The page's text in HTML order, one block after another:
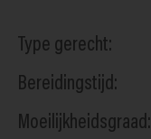
Type gerecht:
Bereidingstijd:
Moeilijkheidsgraad: